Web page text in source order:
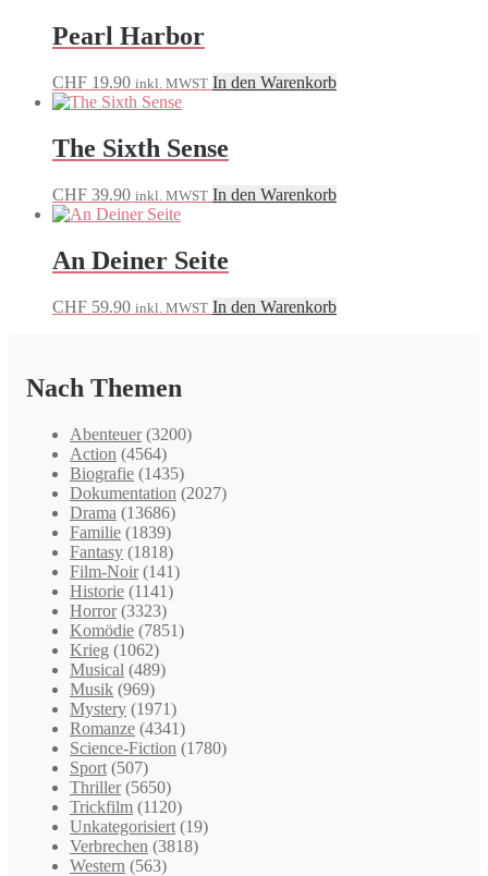
Pearl Harbor
CHF 19.90 inkl. MWST In den Warenkorb
The Sixth Sense
CHF 39.90 inkl. MWST In den Warenkorb
An Deiner Seite
CHF 59.90 inkl. MWST In den Warenkorb
Nach Themen
Abenteuer (3200)
Action (4564)
Biografie (1435)
Dokumentation (2027)
Drama (13686)
Familie (1839)
Fantasy (1818)
Film-Noir (141)
Historie (1141)
Horror (3323)
Komödie (7851)
Krieg (1062)
Musical (489)
Musik (969)
Mystery (1971)
Romanze (4341)
Science-Fiction (1780)
Sport (507)
Thriller (5650)
Trickfilm (1120)
Unkategorisiert (19)
Verbrechen (3818)
Western (563)